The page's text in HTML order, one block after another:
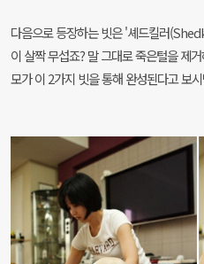
다음으로 등장하는 빗은 '셰드킬러
이 살짝 무섭죠? 말 그대로 죽은털을 제
모가 이 2가지 빗을 통해 완성된다고 보